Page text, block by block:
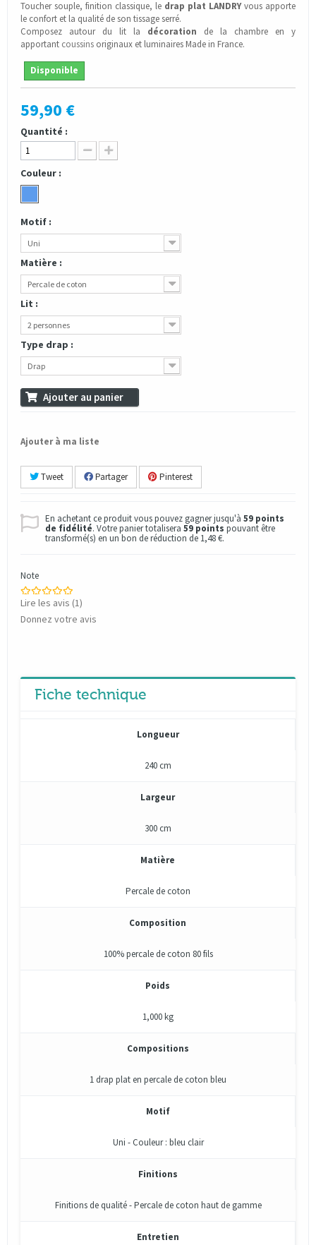
Toucher souple, finition classique, le drap plat LANDRYvous apporte
le confort et la qualité de son tissage serré.
Composez autour du lit la décoration de la chambre en y
apportant coussins originaux et luminaires Made in France.
Disponible
59,90 €
Quantité :
Couleur :
Motif :
Uni
Matière :
Percale de coton
Lit :
2 personnes
Type drap :
Drap
Ajouter au panier
Ajouter à ma liste
Tweet Partager Pinterest
En achetant ce produit vous pouvez gagner jusqu'à 59 points
de fidélité. Votre panier totalisera 59 points pouvant être
transformé(s) en un bon de réduction de 1,48 €.
Note
Lire les avis (1)
Donnez votre avis
Fiche technique
Longueur
240 cm
Largeur
300 cm
Matière
Percale de coton
Composition
100% percale de coton 80 fils
Poids
1,000 kg
Compositions
1 drap plat en percale de coton bleu
Motif
Uni - Couleur : bleu clair
Finitions
Finitions de qualité - Percale de coton haut de gamme
Entretien